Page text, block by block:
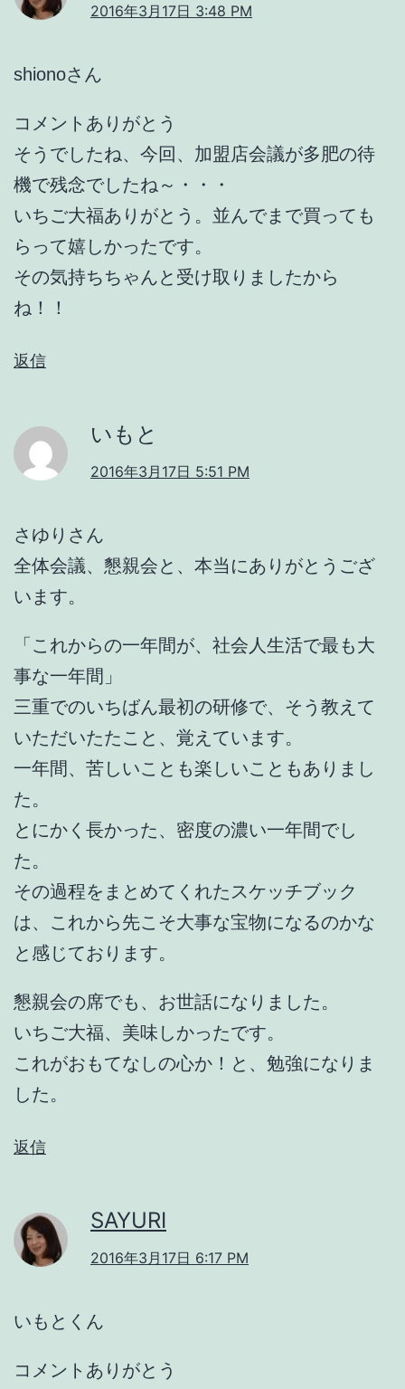
2016年3月17日 3:48 PM
shionoさん
コメントありがとう
そうでしたね、今回、加盟店会議が多肥の待
機で残念でしたね～・・・
いちご大福ありがとう。並んでまで買っても
らって嬉しかったです。
その気持ちちゃんと受け取りましたから
ね！！
返信
いもと
2016年3月17日 5:51 PM
さゆりさん
全体会議、懇親会と、本当にありがとうござ
います。
「これからの一年間が、社会人生活で最も大
事な一年間」
三重でのいちばん最初の研修で、そう教えて
いただいたたこと、覚えています。
一年間、苦しいことも楽しいこともありまし
た。
とにかく長かった、密度の濃い一年間でし
た。
その過程をまとめてくれたスケッチブック
は、これから先こそ大事な宝物になるのかな
と感じております。
懇親会の席でも、お世話になりました。
いちご大福、美味しかったです。
これがおもてなしの心か！と、勉強になりま
した。
返信
SAYURI
2016年3月17日 6:17 PM
いもとくん
コメントありがとう